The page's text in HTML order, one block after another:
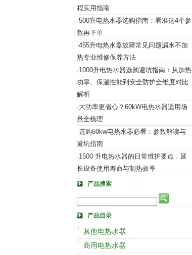
程实用指南
·500升电热水器选购指南：看准这4个参
数再下单
·455升电热水器故障常见问题漏水不加
热专业维修保养方法
·1000升电热水器选购避坑指南：从加热
功率、保温性能到安全防护全维度对比
解析
·大功率更省心？60kW电热水器适用场
景全梳理
·选购60kw电热水器必看：参数解读与
避坑指南
·1500 升电热水器的日常维护要点，延
长设备使用寿命与制热效率
产品搜索
产品目录
其他电热水器
商用电热水器